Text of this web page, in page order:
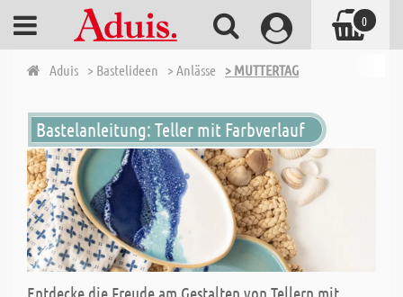
Aduis > Bastelideen > Anlässe > MUTTERTAG
Bastelanleitung: Teller mit Farbverlauf
0